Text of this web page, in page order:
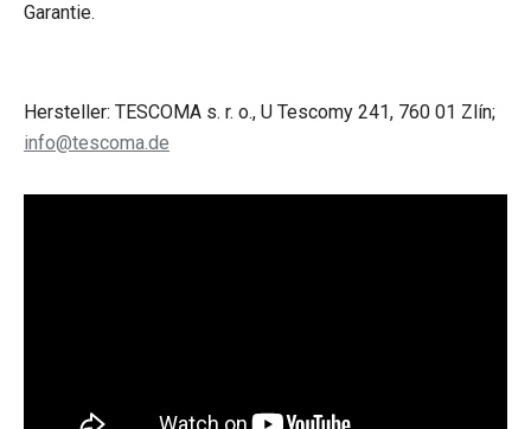
Garantie.
Hersteller: TESCOMA s. r. o., U Tescomy 241, 760 01 Zlín;
info@tescoma.de